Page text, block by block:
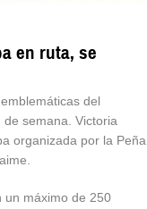
en ruta, se
del
semana. Victoria
organizada por la Peña
un máximo de 250